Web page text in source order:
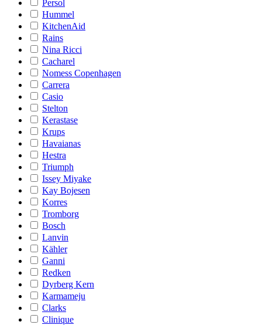
Persol
Hummel
KitchenAid
Rains
Nina Ricci
Cacharel
Nomess Copenhagen
Carrera
Casio
Stelton
Kerastase
Krups
Havaianas
Hestra
Triumph
Issey Miyake
Kay Bojesen
Korres
Tromborg
Bosch
Lanvin
Kähler
Ganni
Redken
Dyrberg Kern
Karmameju
Clarks
Clinique